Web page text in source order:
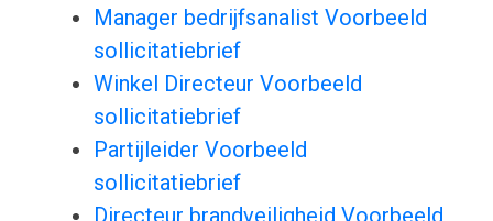
Manager bedrijfsanalist Voorbeeld
sollicitatiebrief
Winkel Directeur Voorbeeld
sollicitatiebrief
Partijleider Voorbeeld
sollicitatiebrief
Directeur brandveiligheid Voorbeeld